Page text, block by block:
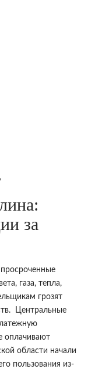
,
за
газа, тепла,
грозят
Центральные
оплачивают
области начали
пользования из-